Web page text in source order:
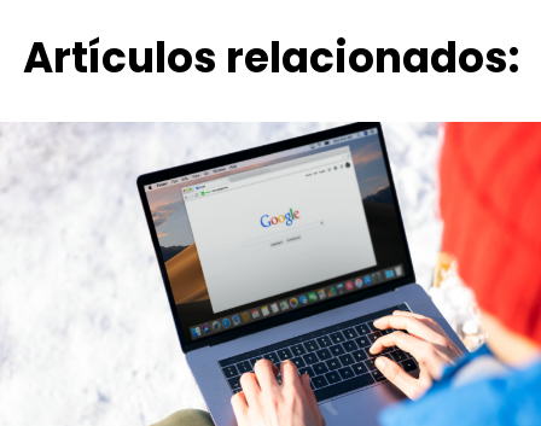
Artículos relacionados: